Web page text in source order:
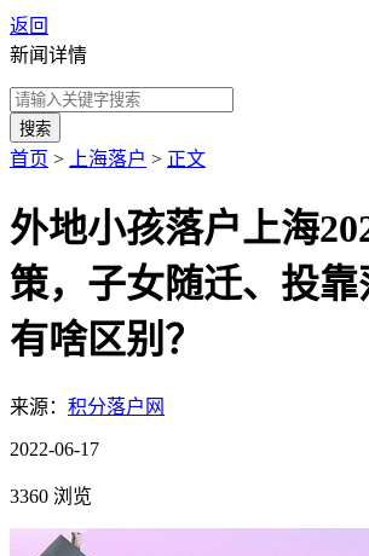
返回
新闻详情
搜索
首页 > 上海落户 > 正文
外地小孩落户上海
策，子女随迁、投
有啥区别？
来源： 积分落户网
2022-06-17
3360 浏览